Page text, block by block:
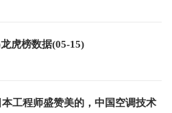
虎榜数据(05-15)
工程师盛赞美的，中国空调技术